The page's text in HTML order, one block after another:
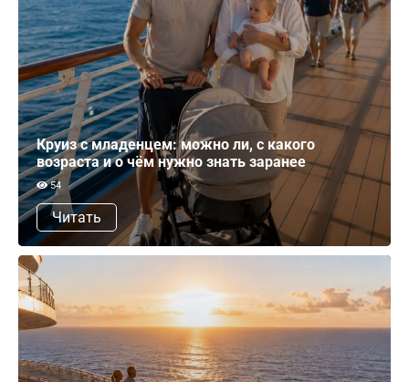
Круиз с младенцем: можно ли, с какого
возраста и о чём нужно знать заранее
54
Читать